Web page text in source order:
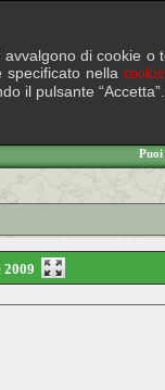
Puoi
di cookie
nella
il pulsante